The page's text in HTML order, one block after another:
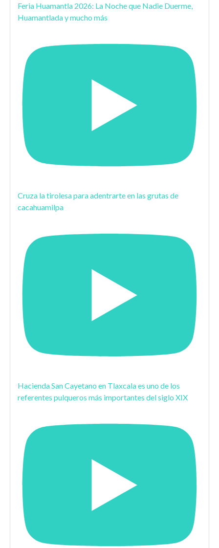
Feria Huamantla 2026: La Noche que Nadie Duerme,
Huamantlada y mucho más
Cruza la tirolesa para adentrarte en las grutas de
cacahuamilpa
Hacienda San Cayetano en Tlaxcala es uno de los
referentes pulqueros más importantes del siglo XIX